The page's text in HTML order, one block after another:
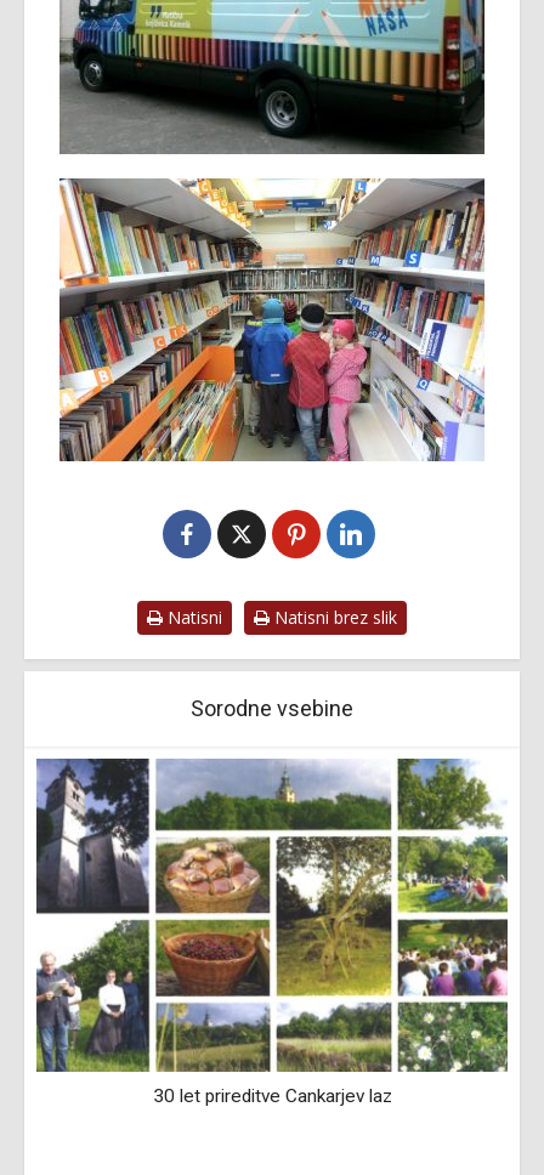
Natisni Natisni brez slik
Sorodne vsebine
30 let prireditve Cankarjev laz